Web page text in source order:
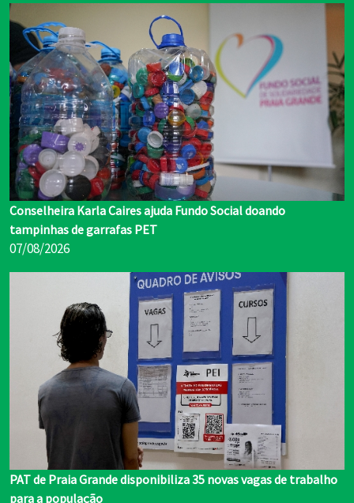
Conselheira Karla Caires ajuda Fundo Social doando
tampinhas de garrafas PET
07/08/2026
PAT de Praia Grande disponibiliza 35 novas vagas de trabalho
para a população